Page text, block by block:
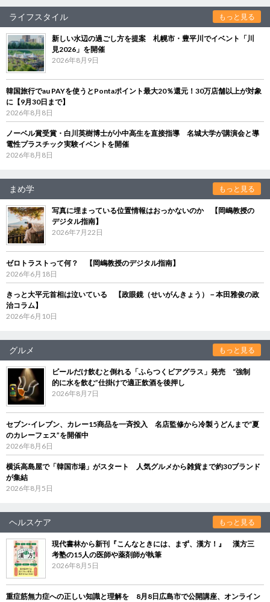
ライフスタイル もっと見る
新しい水辺の過ごし方を提案 札幌市・豊平川でイベント「川
見2026」を開催
2026年8月9日
韓国旅行でau PAYを使うとPontaポイント最大20％還元！30万店舗以上が対象
に【9月30日まで】
2026年8月8日
ノーベル賞受賞・白川英樹博士が小中高生を直接指導 名城大学が講演会と導
電性プラスチック実験イベントを開催
2026年8月8日
まめ学 もっと見る
写真に埋まっている位置情報はおっかないのか 【岡嶋教授の
デジタル指南】
2026年7月22日
ゼロトラストって何？ 【岡嶋教授のデジタル指南】
2026年6月18日
きっと大平元首相は泣いている 【政眼鏡（せいがんきょう）－本田雅俊の政
治コラム】
2026年6月10日
グルメ もっと見る
ビールだけ飲むと倒れる「ふらつくビアグラス」発売 “強制
的に水を飲む”仕掛けで適正飲酒を後押し
2026年8月7日
セブン‐イレブン、カレー15商品を一斉投入 名店監修から冷製うどんまで“夏
のカレーフェス”を開催中
2026年8月6日
横浜高島屋で「韓国市場」がスタート 人気グルメから雑貨まで約30ブランド
が集結
2026年8月5日
ヘルスケア もっと見る
現代書林から新刊『こんなときには、まず、漢方！』 漢方三
考塾の15人の医師や薬剤師が執筆
2026年8月5日
重症筋無力症への正しい知識と理解を 8月8日広島市で公開講座、オンライン